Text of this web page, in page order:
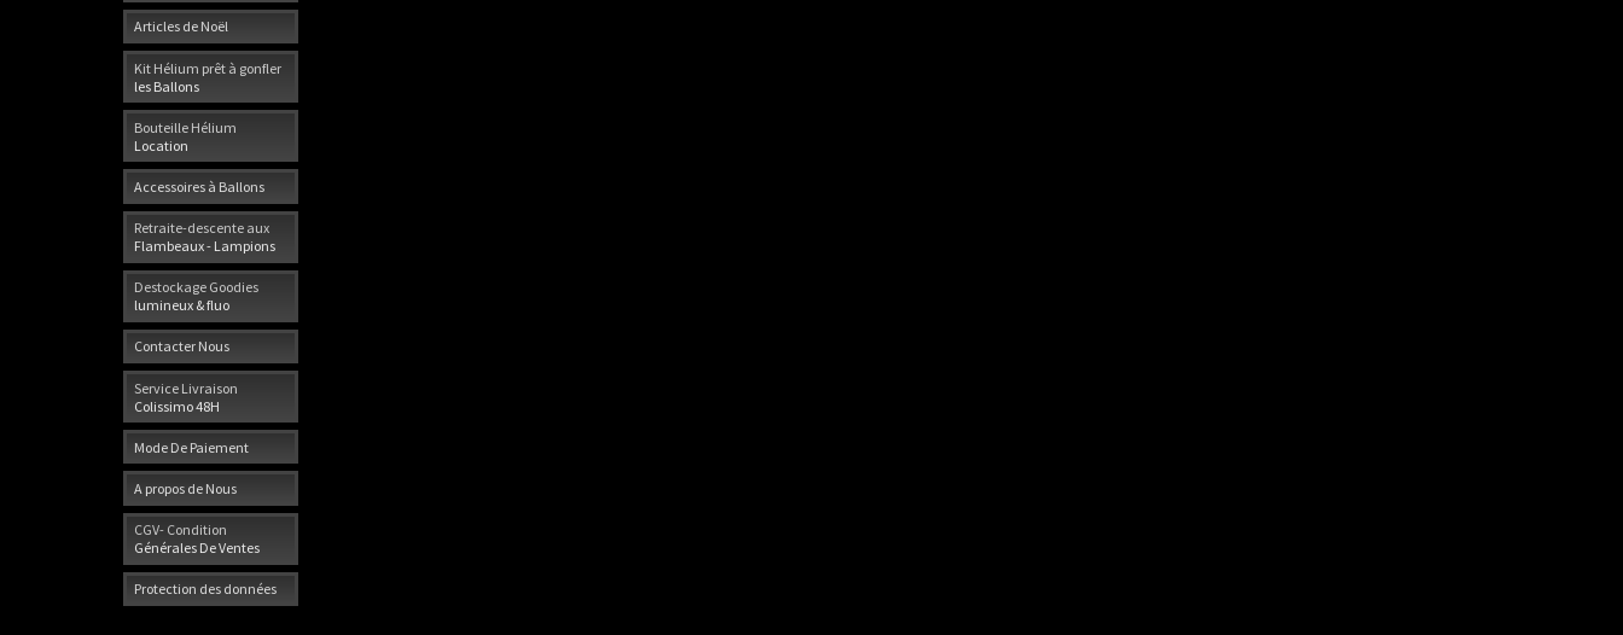
Articles de Noël
Kit Hélium prêt à gonfler
les Ballons
Bouteille Hélium
Location
Accessoires à Ballons
Retraite-descente aux
Flambeaux - Lampions
Destockage Goodies
lumineux & fluo
Contacter Nous
Service Livraison
Colissimo 48H
Mode De Paiement
A propos de Nous
CGV- Condition
Générales De Ventes
Protection des données